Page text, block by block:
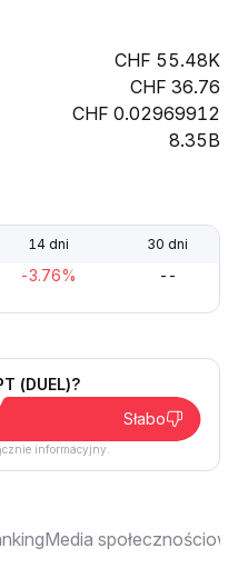
55.48K
36.76
0.02969912
8.35B
14 dni 30 dni
-3.76% --
(DUEL)?
Słabo
informacyjny.
Media